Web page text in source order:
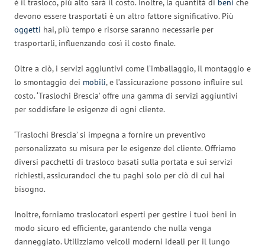
è il trasloco, più alto sarà il costo. Inoltre, la quantità di beni che
devono essere trasportati è un altro fattore significativo. Più
oggetti hai, più tempo e risorse saranno necessarie per
trasportarli, influenzando così il costo finale.
Oltre a ciò, i servizi aggiuntivi come l’imballaggio, il montaggio e
lo smontaggio dei mobili, e l’assicurazione possono influire sul
costo. ‘Traslochi Brescia’ offre una gamma di servizi aggiuntivi
per soddisfare le esigenze di ogni cliente.
‘Traslochi Brescia’ si impegna a fornire un preventivo
personalizzato su misura per le esigenze del cliente. Offriamo
diversi pacchetti di trasloco basati sulla portata e sui servizi
richiesti, assicurandoci che tu paghi solo per ciò di cui hai
bisogno.
Inoltre, forniamo traslocatori esperti per gestire i tuoi beni in
modo sicuro ed efficiente, garantendo che nulla venga
danneggiato. Utilizziamo veicoli moderni ideali per il lungo